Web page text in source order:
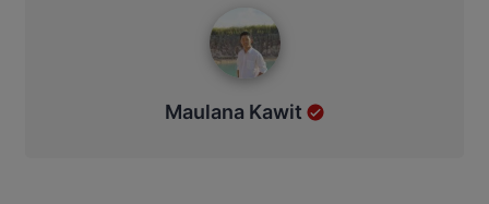
Maulana Kawit